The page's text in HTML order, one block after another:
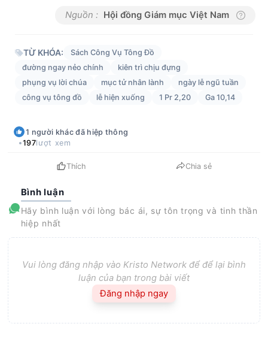
Nguồn : Hội đồng Giám mục Việt Nam
TỪ KHÓA:
Sách Công Vụ Tông Đồ
đường ngay nẻo chính
kiên trì chịu đựng
phụng vụ lời chúa
mục tử nhân lành
ngày lễ ngũ tuần
công vụ tông đồ
lễ hiện xuống 1 Pr 2,20 Ga 10,14
1 người khác đã hiệp thông
197lượt xem
Thích Chia sẻ
Bình luận
Hãy bình luận với lòng bác ái, sự tôn trọng và tinh thần
hiệp nhất
Vui lòng đăng nhập vào Kristo Network để để lại bình
luận của bạn trong bài viết
Đăng nhập ngay